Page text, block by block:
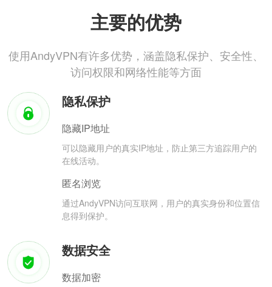
主要的优势
使用AndyVPN有许多优势，涵盖隐私保护、安全性、
访问权限和网络性能等方面
隐私保护
隐藏IP地址
可以隐藏用户的真实IP地址，防止第三方追踪用户的
在线活动。
匿名浏览
通过AndyVPN访问互联网，用户的真实身份和位置信
息得到保护。
数据安全
数据加密